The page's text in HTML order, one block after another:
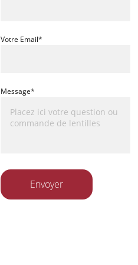
Votre Email*
Message*
Envoyer